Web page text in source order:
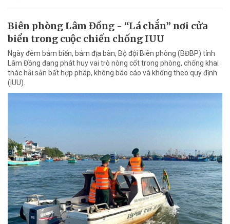
Biên phòng Lâm Đồng - “Lá chắn” nơi cửa
biển trong cuộc chiến chống IUU
Ngày đêm bám biển, bám địa bàn, Bộ đội Biên phòng (BĐBP) tỉnh
Lâm Đồng đang phát huy vai trò nòng cốt trong phòng, chống khai
thác hải sản bất hợp pháp, không báo cáo và không theo quy định
(IUU).